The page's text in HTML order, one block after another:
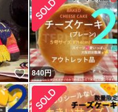
いいね！
840円